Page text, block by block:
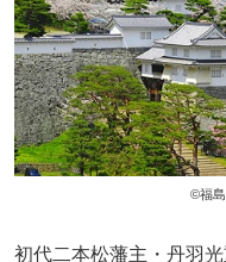
©福
初代二本松藩主・丹羽